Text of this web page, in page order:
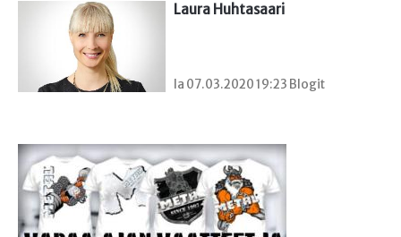
Laura Huhtasaari
la 07.03.2020 19:23 Blogit